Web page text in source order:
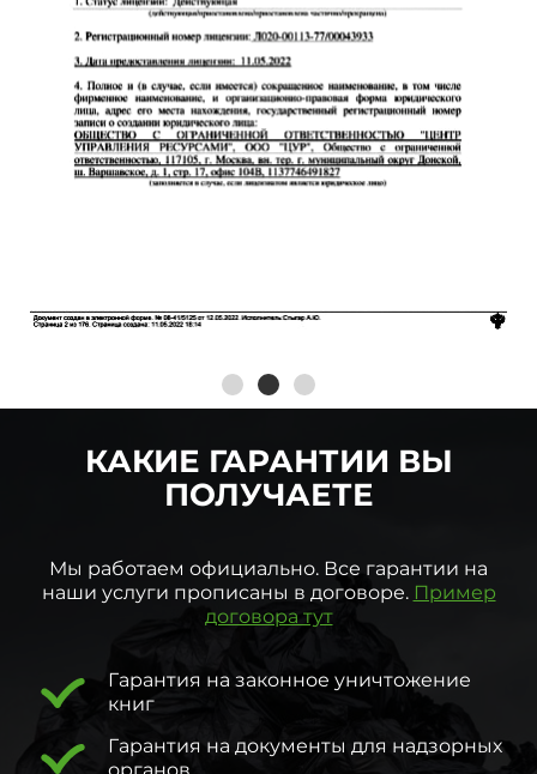
КАКИЕ ГАРАНТИИ ВЫ
ПОЛУЧАЕТЕ
Мы работаем официально. Все гарантии на
наши услуги прописаны в договоре. Пример
договора тут
Гарантия на законное уничтожение
книг
Гарантия на документы для надзорных